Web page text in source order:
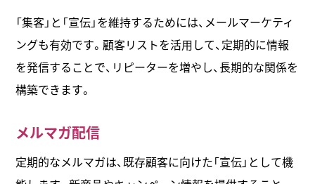
「集客」と「宣伝」を維持するためには、メールマーケティ
ングも有効です。顧客リストを活用して、定期的に情報
を発信することで、リピーターを増やし、長期的な関係を
構築できます。
メルマガ配信
定期的なメルマガは、既存顧客に向けた「宣伝」として機